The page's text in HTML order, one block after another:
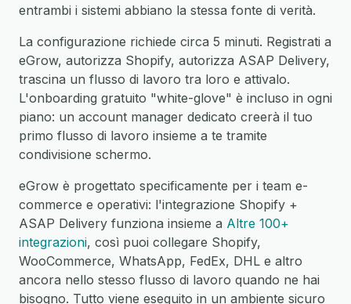
entrambi i sistemi abbiano la stessa fonte di verità.
La configurazione richiede circa 5 minuti. Registrati a
eGrow, autorizza Shopify, autorizza ASAP Delivery,
trascina un flusso di lavoro tra loro e attivalo.
L'onboarding gratuito "white-glove" è incluso in ogni
piano: un account manager dedicato creerà il tuo
primo flusso di lavoro insieme a te tramite
condivisione schermo.
eGrow è progettato specificamente per i team e-
commerce e operativi: l'integrazione Shopify +
ASAP Delivery funziona insieme a Altre 100+
integrazioni, così puoi collegare Shopify,
WooCommerce, WhatsApp, FedEx, DHL e altro
ancora nello stesso flusso di lavoro quando ne hai
bisogno. Tutto viene eseguito in un ambiente sicuro